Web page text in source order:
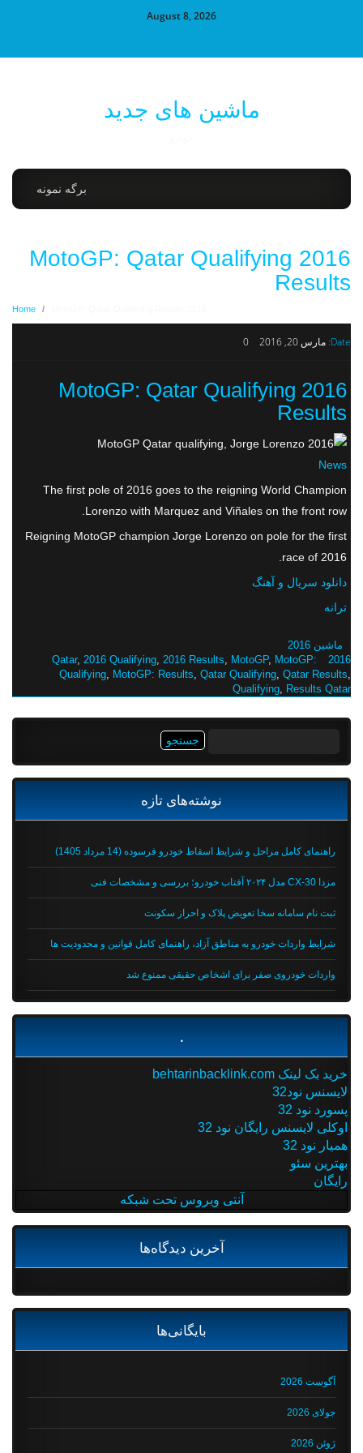
August 8, 2026
ماشین های جدید
برگه نمونه
2016 MotoGP: Qatar Qualifying
Results
Home
Date: مارس 20, 2016 0
2016 MotoGP: Qatar Qualifying
Results
News
The first pole of 2016 goes to the reigning World Champion
Lorenzo with Marquez and Viñales on the front row.
Reigning MotoGP champion Jorge Lorenzo on pole for the first
race of 2016.
دانلود سریال و آهنگ
ترانه
ماشین 2016
2016 Qatar
,2016 Qualifying,2016 Results,MotoGP,MotoGP:
Qualifying,MotoGP: Results,Qatar Qualifying,Qatar Results
Qualifying,Results Qatar
نوشته‌های تازه
راهنمای کامل مراحل و شرایط اسقاط خودرو فرسوده (14 مرداد 1405)
مزدا CX-30 مدل ۲۰۲۴ آفتاب خودرو؛ بررسی و مشخصات فنی
ثبت نام سامانه سخا تعویض پلاک و احراز سکونت
شرایط واردات خودرو به مناطق آزاد، راهنمای کامل قوانین و محدودیت ها
واردات خودروی صفر برای اشخاص حقیقی ممنوع شد
خرید بک لینک behtarinbacklink.com
لایسنس نود32
پسورد نود 32
اوکلی لایسنس رایگان نود 32
همیار نود 32
بهترین سئو
رایگان
آنتی ویروس تحت شبکه
آخرین دیدگاه‌ها
بایگانی‌ها
آگوست 2026
جولای 2026
ژوئن 2026